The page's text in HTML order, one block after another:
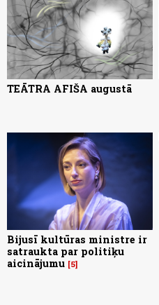
TEĀTRA AFIŠA augustā
Bijusī kultūras ministre ir
satraukta par politiķu
aicinājumu 5